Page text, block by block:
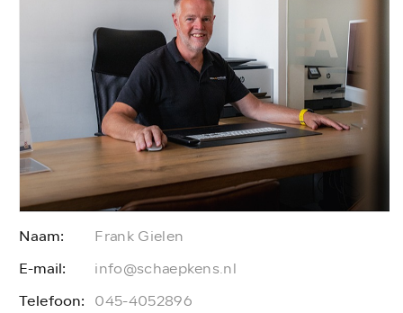
Naam: Frank Gielen
E-mail: info@schaepkens.nl
Telefoon: 045-4052896